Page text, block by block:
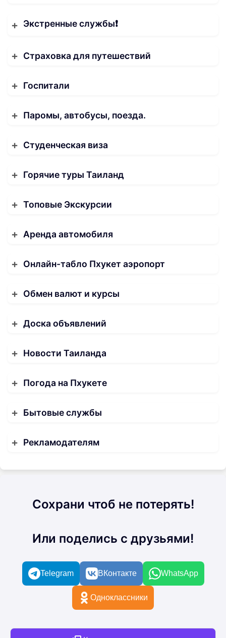
Экстренные службы❗️
Страховка для путешествий
Госпитали
Паромы, автобусы, поезда.
Студенческая виза
Горячие туры Таиланд
Топовые Экскурсии
Аренда автомобиля
Онлайн-табло Пхукет аэропорт
Обмен валют и курсы
Доска объявлений
Новости Таиланда
Погода на Пхукете
Бытовые службы
Рекламодателям
Сохрани чтоб не потерять!
Или поделись с друзьями!
Telegram ВКонтакте WhatsApp
Одноклассники